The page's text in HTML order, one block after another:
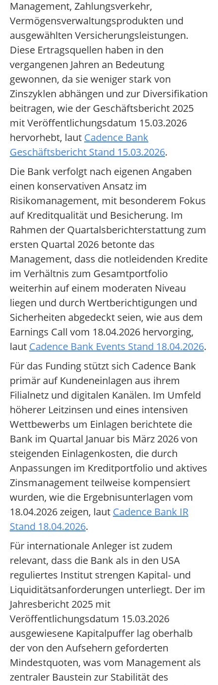
Management, Zahlungsverkehr,
Vermögensverwaltungsprodukten und
ausgewählten Versicherungsleistungen.
Diese Ertragsquellen haben in den
vergangenen Jahren an Bedeutung
gewonnen, da sie weniger stark von
Zinszyklen abhängen und zur Diversifikation
beitragen, wie der Geschäftsbericht 2025
mit Veröffentlichungsdatum 15.03.2026
hervorhebt, laut Cadence Bank
Geschäftsbericht Stand 15.03.2026.
Die Bank verfolgt nach eigenen Angaben
einen konservativen Ansatz im
Risikomanagement, mit besonderem Fokus
auf Kreditqualität und Besicherung. Im
Rahmen der Quartalsberichterstattung zum
ersten Quartal 2026 betonte das
Management, dass die notleidenden Kredite
im Verhältnis zum Gesamtportfolio
weiterhin auf einem moderaten Niveau
liegen und durch Wertberichtigungen und
Sicherheiten abgedeckt seien, wie aus dem
Earnings Call vom 18.04.2026 hervorging,
laut Cadence Bank Events Stand 18.04.2026.
Für das Funding stützt sich Cadence Bank
primär auf Kundeneinlagen aus ihrem
Filialnetz und digitalen Kanälen. Im Umfeld
höherer Leitzinsen und eines intensiven
Wettbewerbs um Einlagen berichtete die
Bank im Quartal Januar bis März 2026 von
steigenden Einlagenkosten, die durch
Anpassungen im Kreditportfolio und aktives
Zinsmanagement teilweise kompensiert
wurden, wie die Ergebnisunterlagen vom
18.04.2026 zeigen, laut Cadence Bank IR
Stand 18.04.2026.
Für internationale Anleger ist zudem
relevant, dass die Bank als in den USA
reguliertes Institut strengen Kapital- und
Liquiditätsanforderungen unterliegt. Der im
Jahresbericht 2025 mit
Veröffentlichungsdatum 15.03.2026
ausgewiesene Kapitalpuffer lag oberhalb
der von den Aufsehern geforderten
Mindestquoten, was vom Management als
zentraler Baustein zur Stabilität des